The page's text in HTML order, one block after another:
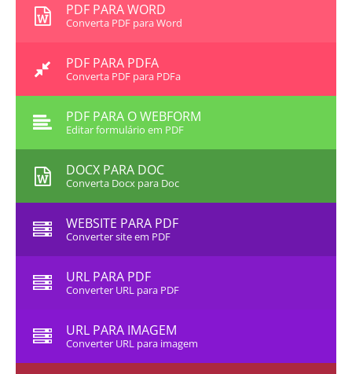
PDF PARA WORD
Converta PDF para Word
PDF PARA PDFA
Converta PDF para PDFa
PDF PARA O WEBFORM
Editar formulário em PDF
DOCX PARA DOC
Converta Docx para Doc
WEBSITE PARA PDF
Converter site em PDF
URL PARA PDF
Converter URL para PDF
URL PARA IMAGEM
Converter URL para imagem